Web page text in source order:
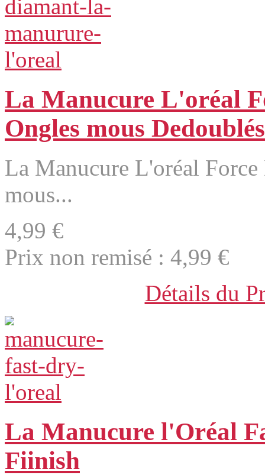
La Manucure L'oréal
Ongles mous Dedoublés
La Manucure L'oréal
mous...
4,99 €
Prix non remisé : 4,99 €
Détails du
La Manucure l'Oréal
Fiinish